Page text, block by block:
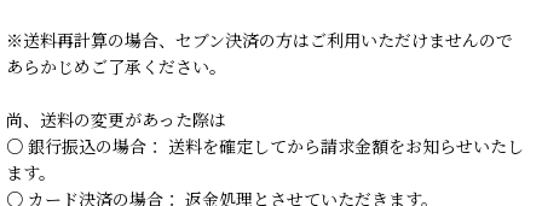
※送料再計算の場合、セブン決済の方はご利用いただけませんので
あらかじめご了承ください。
尚、送料の変更があった際は
○ 銀行振込の場合： 送料を確定してから請求金額をお知らせいたし
ます。
○ カード決済の場合： 返金処理とさせていただきます。